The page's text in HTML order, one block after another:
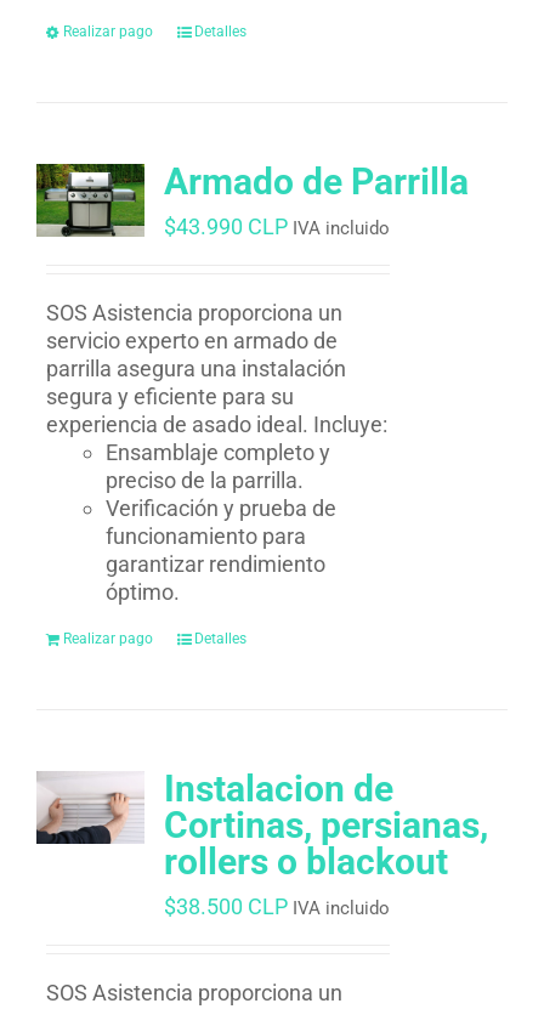
Realizar pago Detalles
Armado de Parrilla
$43.990 CLP IVA incluido
SOS Asistencia proporciona un
servicio experto en armado de
parrilla asegura una instalación
segura y eficiente para su
experiencia de asado ideal. Incluye:
Ensamblaje completo y
preciso de la parrilla.
Verificación y prueba de
funcionamiento para
garantizar rendimiento
óptimo.
Realizar pago Detalles
Instalacion de
Cortinas, persianas,
rollers o blackout
$38.500 CLP IVA incluido
SOS Asistencia proporciona un